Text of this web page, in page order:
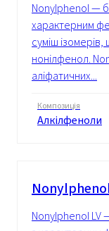
Nonylphenol —
характерним
суміш
нонілфенол.
аліфатичних...
Композиція
Алкілфеноли
Nonylphenol LV